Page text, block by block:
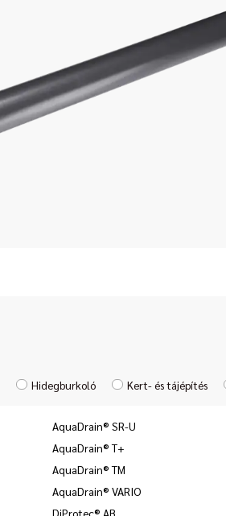
Hidegburkoló Kert- és tájépítés
AquaDrain® SR-U
AquaDrain® T+
AquaDrain® TM
AquaDrain® VARIO
DiProtec® AB